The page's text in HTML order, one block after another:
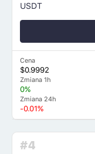
USDT
Cena
$0.9992
Zmiana 1h
0%
Zmiana 24h
-0.01%
#4